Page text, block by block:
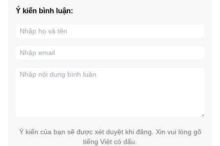
Ý kiến bình luận:
Ý kiến của bạn sẽ được xét duyệt khi đăng. Xin vui lòng gõ
tiếng Việt có dấu.